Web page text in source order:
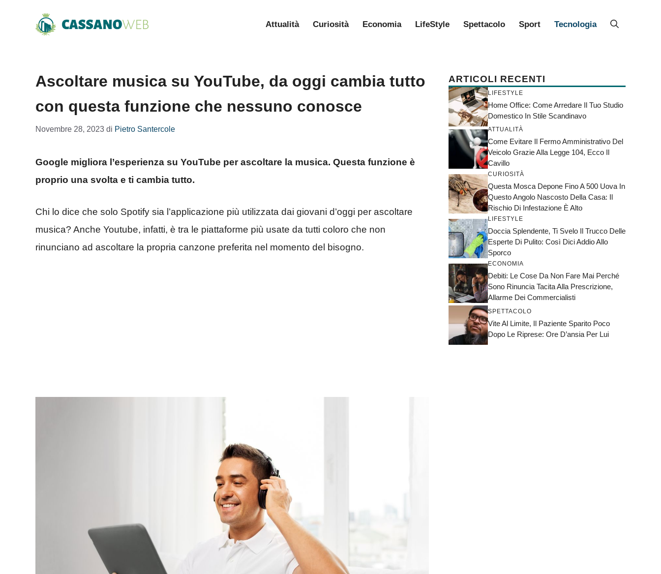
Attualità Curiosità Economia LifeStyle Spettacolo Sport Tecnologia
Ascoltare musica su YouTube, da oggi cambia tutto
con questa funzione che nessuno conosce
Novembre 28, 2023 di Pietro Santercole
Google migliora l’esperienza su YouTube per ascoltare la musica. Questa funzione è
proprio una svolta e ti cambia tutto.
Chi lo dice che solo Spotify sia l’applicazione più utilizzata dai giovani d’oggi per ascoltare
musica? Anche Youtube, infatti, è tra le piattaforme più usate da tutti coloro che non
rinunciano ad ascoltare la propria canzone preferita nel momento del bisogno.
ARTICOLI RECENTI
LIFESTYLE
Home Office: Come Arredare Il Tuo Studio
Domestico In Stile Scandinavo
ATTUALITÀ
Come Evitare Il Fermo Amministrativo Del
Veicolo Grazie Alla Legge 104, Ecco Il
Cavillo
CURIOSITÀ
Questa Mosca Depone Fino A 500 Uova In
Questo Angolo Nascosto Della Casa: Il
Rischio Di Infestazione È Alto
LIFESTYLE
Doccia Splendente, Ti Svelo Il Trucco Delle
Esperte Di Pulito: Così Dici Addio Allo
Sporco
ECONOMIA
Debiti: Le Cose Da Non Fare Mai Perché
Sono Rinuncia Tacita Alla Prescrizione,
Allarme Dei Commercialisti
SPETTACOLO
Vite Al Limite, Il Paziente Sparito Poco
Dopo Le Riprese: Ore D’ansia Per Lui